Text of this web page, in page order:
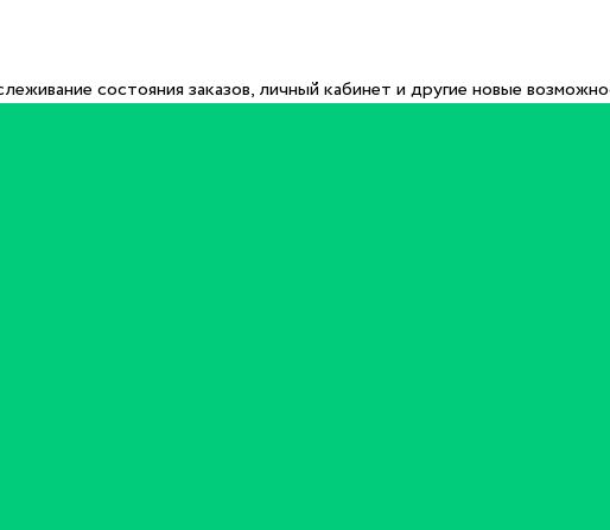
состояния заказов, личный кабинет и другие новые